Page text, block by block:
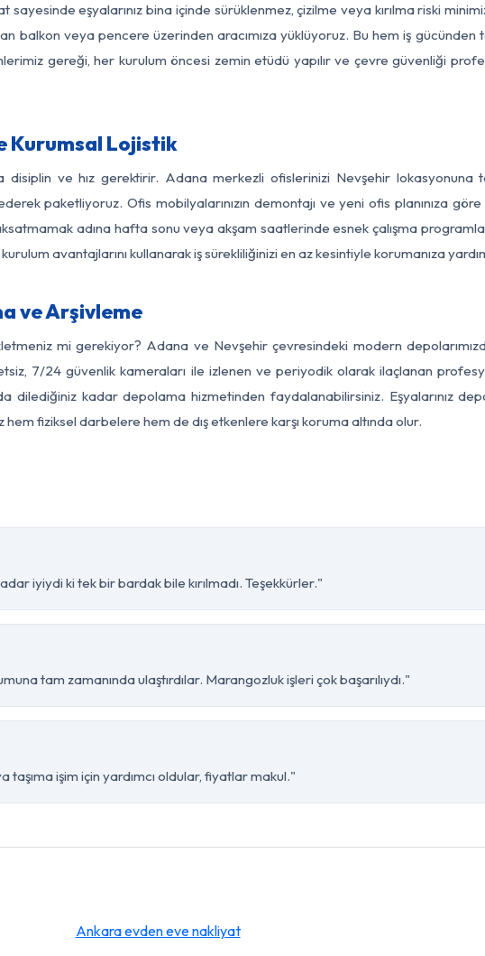
eşyalarınız bina içinde sürüklenmez, çizilme veya kırılma riski
balkon veya pencere üzerinden aracımıza yüklüyoruz. Bu hem iş
gereği, her kurulum öncesi zemin etüdü yapılır ve çevre güvenliği
Kurumsal Lojistik
disiplin ve hız gerektirir. Adana merkezli ofislerinizi Nevşehir lokasyonuna
paketliyoruz. Ofis mobilyalarınızın demontajı ve yeni ofis planınıza
adına hafta sonu veya akşam saatlerinde esnek çalışma
avantajlarını kullanarak iş sürekliliğinizi en az kesintiyle korumanıza
ve Arşivleme
mi gerekiyor? Adana ve Nevşehir çevresindeki modern
7/24 güvenlik kameraları ile izlenen ve periyodik olarak ilaçlanan
dilediğiniz kadar depolama hizmetinden faydalanabilirsiniz. Eşyalarınız
fiziksel darbelere hem de dış etkenlere karşı koruma altında olur.
iyiydi ki tek bir bardak bile kırılmadı. Teşekkürler."
tam zamanında ulaştırdılar. Marangozluk işleri çok başarılıydı."
işim için yardımcı oldular, fiyatlar makul."
Ankara evden eve nakliyat